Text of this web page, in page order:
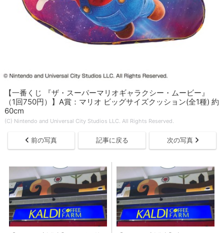
【一番くじ 『ザ・スーパーマリオギャラクシー・ムービー』
（1回750円）】A賞：マリオ ビッグサイズクッション(全1種) 約
60cm
(C) Nintendo and Universal City Studios LLC. All Rights Reserved.
前の写真 記事に戻る 次の写真